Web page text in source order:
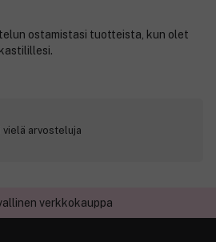
ostamistasi tuotteista, kun olet
vielä arvosteluja
verkkokauppa